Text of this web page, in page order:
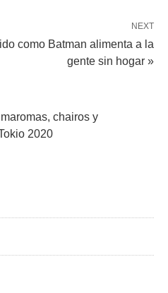
NEXT
como Batman alimenta a la
gente sin hogar »
chairos y
2020